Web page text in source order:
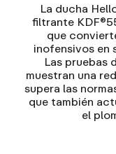
La ducha
filtrante
que
inofensivos en
Las pruebas
muestran una
supera las
que también
el